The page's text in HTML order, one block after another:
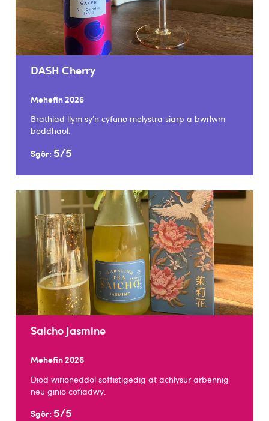
DASH Cherry
Mehefin 2026
Brathiad llym sy’n cyfuno melystra siarp a bwrlwm
boddhaol.
Sgôr: 5/5
Saicho Jasmine
Mehefin 2026
Diod wirioneddol soffistigedig at achlysur arbennig
neu ginio cofiadwy.
Sgôr: 5/5